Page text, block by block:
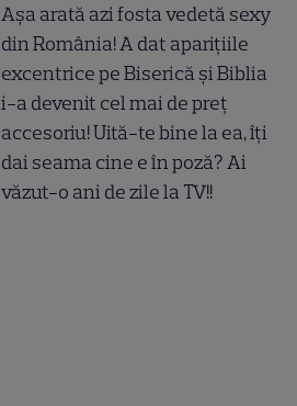
Așa arată azi fosta vedetă sexy
din România! A dat aparițiile
excentrice pe Biserică și Biblia
i-a devenit cel mai de preț
accesoriu! Uită-te bine la ea, îți
dai seama cine e în poză? Ai
văzut-o ani de zile la TV!!